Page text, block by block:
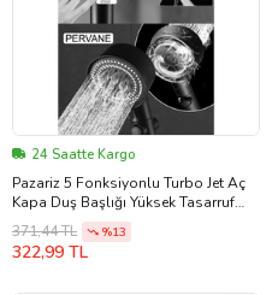
24 Saatte Kargo
Pazariz 5 Fonksiyonlu Turbo Jet Aç
Kapa Duş Başlığı Yüksek Tasarruf
Tazyik Siyah
371,44 TL %13
322,99 TL